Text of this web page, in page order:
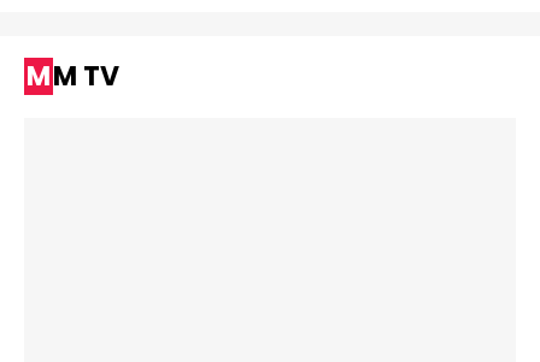
MM TV